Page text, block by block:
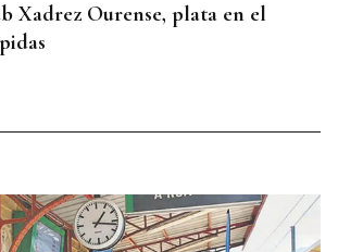
Xadrez Ourense, plata en el